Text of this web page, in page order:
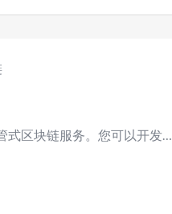
式区块链服务。您可以开发…